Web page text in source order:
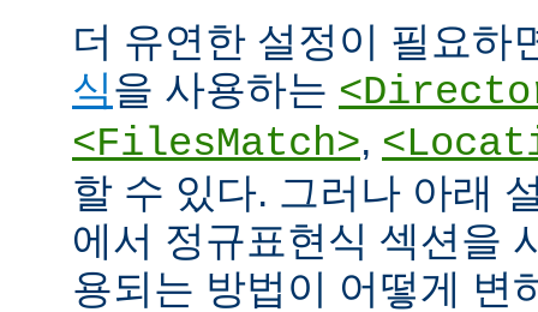
더 유연한 설정이 필요하
식을 사용하는
<FilesMatch>,
할 수 있다. 그러나 아래
에서 정규표현식 섹션을
용되는 방법이 어떻게 변